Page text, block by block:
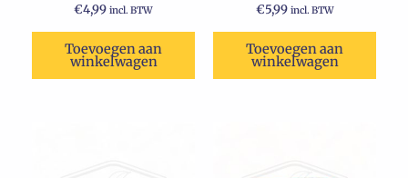
€4,99 incl. BTW
Toevoegen aan
winkelwagen
€5,99 incl. BTW
Toevoegen aan
winkelwagen